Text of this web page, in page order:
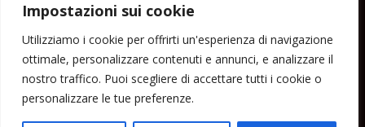
Impostazioni sui cookie
Utilizziamo i cookie per offrirti un'esperienza di navigazione
ottimale, personalizzare contenuti e annunci, e analizzare il
nostro traffico. Puoi scegliere di accettare tutti i cookie o
personalizzare le tue preferenze.
Direttore responsabile: Peppe Paino - Eolmedia, via Zinzolo, 20 - 980555 -
Lipari (Me) - Tel. 3924544698 e-mail: giornaledilipari@gmail.com -
peppepaino1@gmail.com Testata registrata al Tribunale di Barcellona